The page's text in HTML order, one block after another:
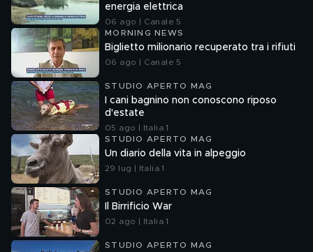
energia elettrica
06 ago | Canale 5
MORNING NEWS
Biglietto milionario recuperato tra i rifiuti
06 ago | Canale 5
STUDIO APERTO MAG
I cani bagnino non conoscono riposo
d'estate
05 ago | Italia 1
STUDIO APERTO MAG
Un diario della vita in alpeggio
29 lug | Italia 1
STUDIO APERTO MAG
Il Birrificio War
02 ago | Italia 1
STUDIO APERTO MAG